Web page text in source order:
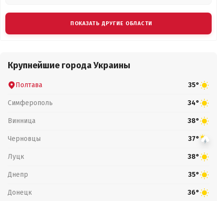
ПОКАЗАТЬ ДРУГИЕ ОБЛАСТИ
Крупнейшие города Украины
Полтава 35°
Симферополь 34°
Винница 38°
Черновцы 37°
Луцк 38°
Днепр 35°
Донецк 36°